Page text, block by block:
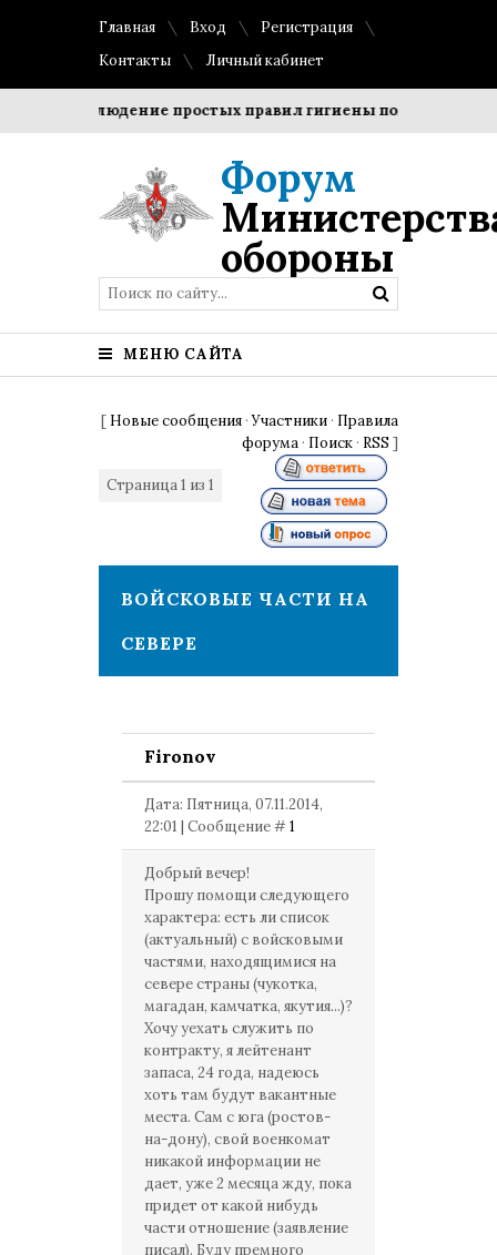
Главная Вход
Регистрация
Контакты
Личный кабинет
Соблюдение простых правил гигиены помогает
Форум
обороны
МЕНЮ САЙТА
[ Новые сообщения ·Участники · Правила
форума · Поиск · RSS ]
Страница1 из 1
ВОЙСКОВЫЕ ЧАСТИ НА
СЕВЕРЕ
Fironov
Дата: Пятница, 07.11.2014,
22:01 | Сообщение #1
Добрый вечер!
Прошу помощи следующего
характера: есть ли список
(актуальный) с войсковыми
частями, находящимися на
севере страны (чукотка,
магадан, камчатка, якутия...)?
Хочу уехать служить по
контракту, я лейтенант
запаса, 24 года, надеюсь
хоть там будут вакантные
места. Сам с юга (ростов-
на-дону), свой военкомат
никакой информации не
дает, уже 2 месяца жду, пока
придет от какой нибудь
части отношение (заявление
писал). Буду премного